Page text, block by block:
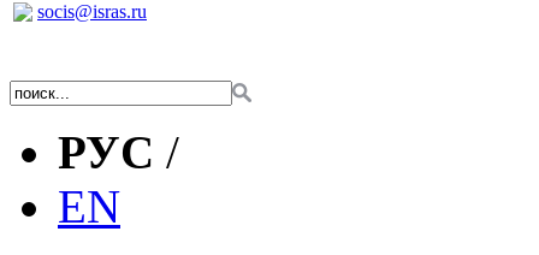
socis@isras.ru
РУС /
EN